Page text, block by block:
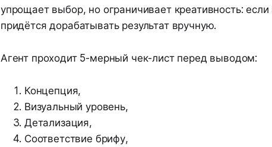
упрощает выбор, но ограничивает креативность:
придётся дорабатывать результат вручную.
Агент проходит 5-мерный чек-лист перед выводом:
Концепция,
Визуальный уровень,
Детализация,
Соответствие брифу,